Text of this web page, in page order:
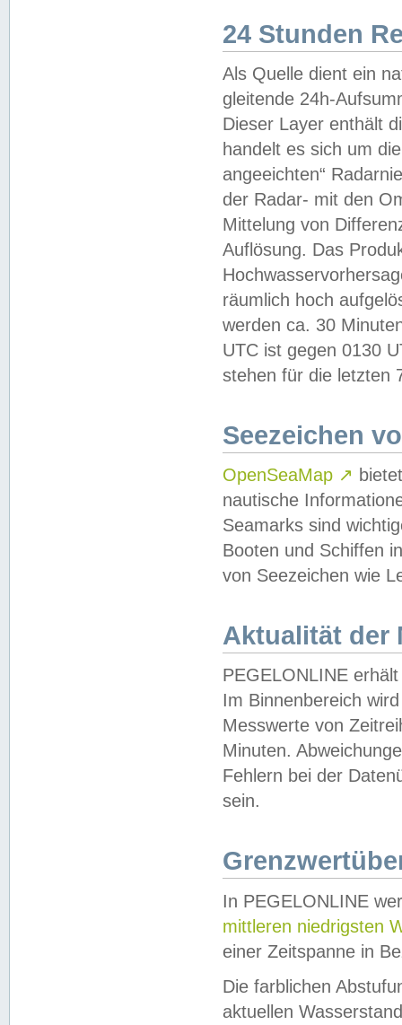
24 Stunden
Als Quelle dient ein
gleitende 24h-
Dieser Layer enthält
handelt es sich um
angeeichten“
der Radar- mit den
Mittelung von
Auflösung. Das
räumlich hoch
werden ca. 30
UTC ist gegen 0130
stehen für die letzten
Seezeichen
OpenSeaMap ↗
nautische
Seamarks sind
Booten und Schiffen
von Seezeichen wie
Aktualität der
PEGELONLINE
Im Binnenbereich
Messwerte von
Minuten.
Fehlern bei der
sein.
In PEGELONLINE
mittleren niedrigsten
einer Zeitspanne in
Die farblichen
aktuellen